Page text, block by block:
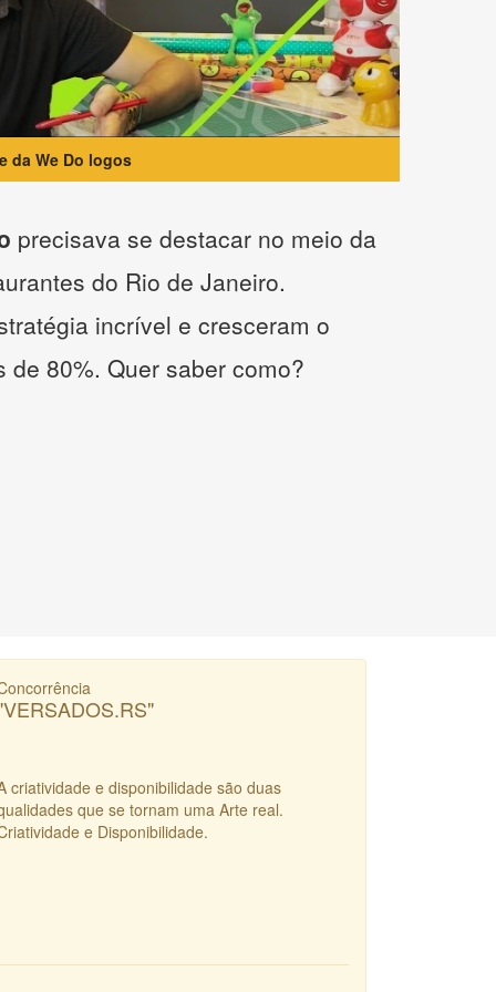
da We Do logos
precisava se destacar no meio da
do Rio de Janeiro.
incrível e cresceram o
de 80%. Quer saber como?
criatividade e disponibilidade são duas
que se tornam uma Arte real.
e Disponibilidade.